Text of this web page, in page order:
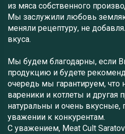
из мяса собственного
Мы заслужили любовь
меняли рецептуру, не
вкуса.
Мы будем благодарны, если
продукцию и будете
очередь мы гарантируем, что
вареники и котлеты и другая
натуральны и очень
уважении к конкурентам.
С уважением, Meat Cult Saratov